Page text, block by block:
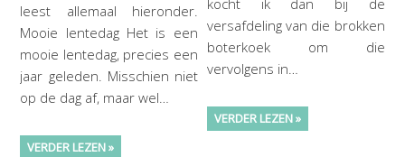
leest allemaal hieronder.
Mooie lentedag Het is een
mooie lentedag, precies een
jaar geleden. Misschien niet
op de dag af, maar wel…
VERDER LEZEN »
kocht ik dan bij de
versafdeling van die brokken
boterkoek om die
vervolgens in…
VERDER LEZEN »